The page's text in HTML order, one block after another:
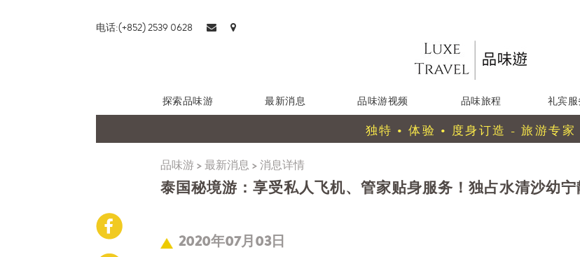
电话:(+852) 2539 0628
探索品味游 最新消息 品味游视频 品味旅程 礼宾服
独特 • 体验 • 度身订造 - 旅游专家
品味游>最新消息>消息详情
泰国秘境游：享受私人飞机、管家贴身服务！独占水清沙幼
2020年07月03日